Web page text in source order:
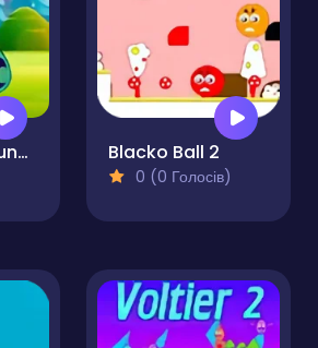
Joyful Ball Bounce Mushroom Magic Adventure Blacko Ball 2
0 (0 Голосів)